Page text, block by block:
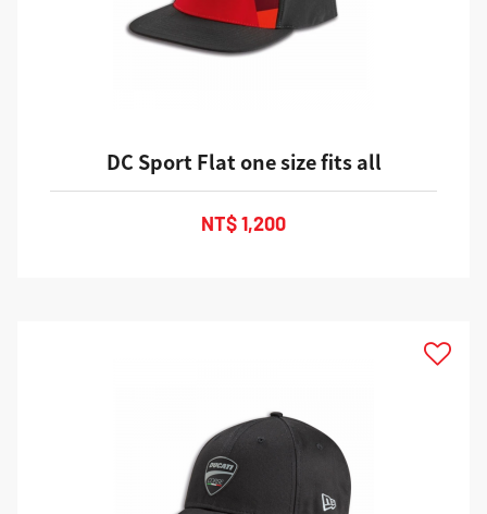
DC Sport Flat one size fits all
NT$ 1,200